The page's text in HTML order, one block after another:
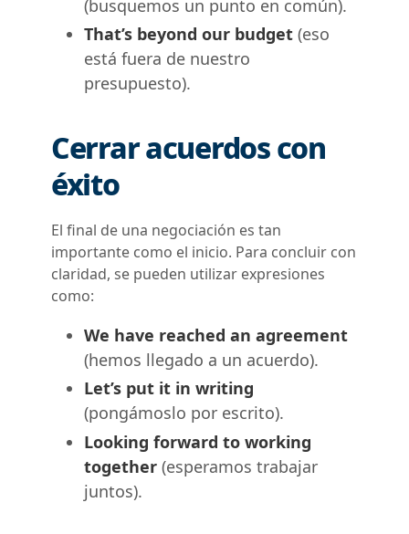
(busquemos un punto en común).
That’s beyond our budget (eso
está fuera de nuestro
presupuesto).
Cerrar acuerdos con
éxito
El final de una negociación es tan
importante como el inicio. Para concluir con
claridad, se pueden utilizar expresiones
como:
We have reached an agreement
(hemos llegado a un acuerdo).
Let’s put it in writing
(pongámoslo por escrito).
Looking forward to working
together (esperamos trabajar
juntos).